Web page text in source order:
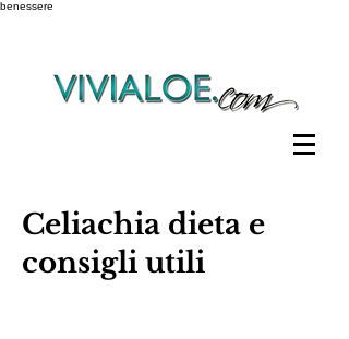
benessere
Celiachia dieta e
consigli utili